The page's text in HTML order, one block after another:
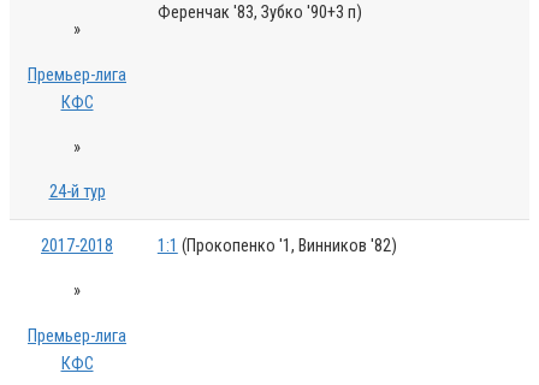
»
Премьер-лига
КФС
»
24-й тур
Ференчак '83, Зубко '90+3 п)
2017-2018
»
Премьер-лига
КФС
1:1 (Прокопенко '1, Винников '82)